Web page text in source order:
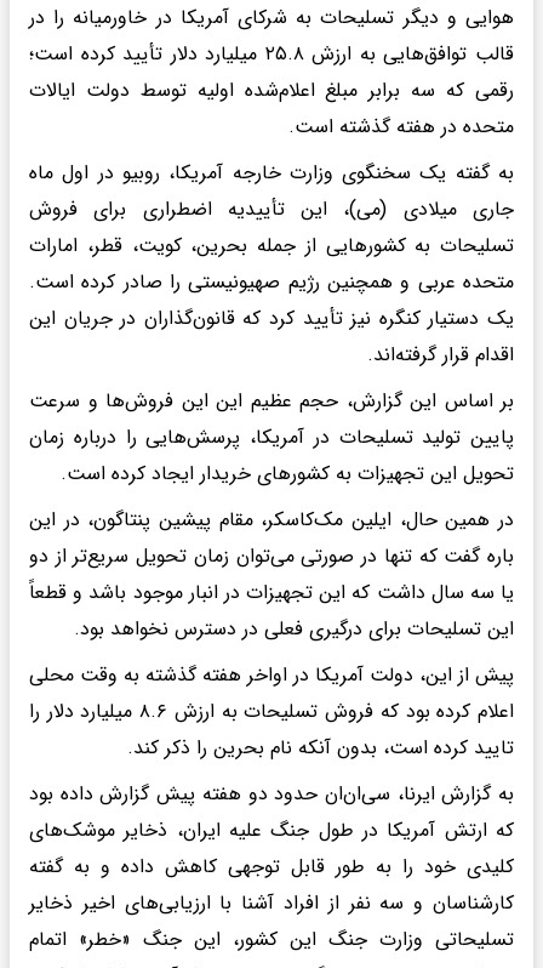
هوایی و دیگر تسلیحات به شرکای آمریکا در خاورمیانه را در
قالب توافق‌هایی به ارزش ۲۵.۸ میلیارد دلار تأیید کرده است؛
رقمی که سه برابر مبلغ اعلام‌شده اولیه توسط دولت ایالات
متحده در هفته گذشته است.
به گفته یک سخنگوی وزارت خارجه آمریکا، روبیو در اول ماه
جاری میلادی (می)، این تأییدیه اضطراری برای فروش
تسلیحات به کشورهایی از جمله بحرین، کویت، قطر، امارات
متحده عربی و همچنین رژیم صهیونیستی را صادر کرده است.
یک دستیار کنگره نیز تأیید کرد که قانون‌گذاران در جریان این
اقدام قرار گرفته‌اند.
بر اساس این گزارش، حجم عظیم این این فروش‌ها و سرعت
پایین تولید تسلیحات در آمریکا، پرسش‌هایی را درباره زمان
تحویل این تجهیزات به کشورهای خریدار ایجاد کرده است.
در همین حال، ایلین مک‌کاسکر، مقام پیشین پنتاگون، در این
باره گفت که تنها در صورتی می‌توان زمان تحویل سریع‌تر از دو
یا سه سال داشت که این تجهیزات در انبار موجود باشد و قطعاً
این تسلیحات برای درگیری فعلی در دسترس نخواهد بود.
پیش از این، دولت آمریکا در اواخر هفته گذشته به وقت محلی
اعلام کرده بود که فروش تسلیحات به ارزش ۸.۶ میلیارد دلار را
تایید کرده است، بدون آنکه نام بحرین را ذکر کند.
به گزارش ایرنا، سی‌ان‌ان حدود دو هفته پیش گزارش داده بود
که ارتش آمریکا در طول جنگ علیه ایران، ذخایر موشک‌های
کلیدی خود را به طور قابل توجهی کاهش داده و به گفته
کارشناسان و سه نفر از افراد آشنا با ارزیابی‌های اخیر ذخایر
تسلیحاتی وزارت جنگ این کشور، این جنگ «خطر» اتمام